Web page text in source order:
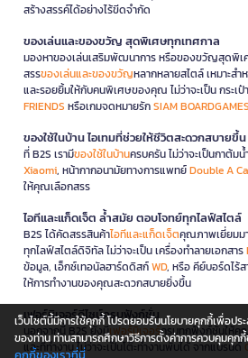
สร้างสรรค์ได้อย่างไร้ขีดจำกัด
ของเล่นและของขวัญ สุดพิเศษทุกเทศกาล
มองหาของเล่นเสริมพัฒนาการ หรือของขวัญสุดพิเ
สรรของเล่นและของขวัญหลากหลายสไตล์ เหมาะส
และรอยยิ้มให้กับคนพิเศษของคุณ ไม่ว่าจะเป็น กระเ
FRIENDS หรือเกมจดหมายรักSIAM BOARDGAMES
ของใช้ในบ้าน ไอเทมที่ช่วยให้ชีวิตสะดวกสบายขึ้น
ที่ B2S เรามีของใช้ในบ้านครบครัน ไม่ว่าจะเป็นกาต้มน้
Xiaomi, หน้ากากอนามัยทางการแพทย์Double A
ให้คุณเลือกสรร
ไอทีและแก็ดเจ็ต ล้ำสมัย ตอบโจทย์ทุกไลฟ์สไตล์
B2S ได้คัดสรรสินค้าไอทีและแก็ดเจ็ตคุณภาพเยี่ยมม
ทุกไลฟ์สไตล์ดิจิทัล ไม่ว่าจะเป็น เครื่องทำลายเอกสาร
ข้อมูล, เอ็กซ์เทอนัลฮาร์ดดิสก์WD, หรือ คีย์บอร์ดไร้ส
ให้การทำงานของคุณสะดวกสบายยิ่งขึ้น
เฟอร์นิเจอร์ดีไซน์ครบฟังก์ชั่น
นอกจากนี้ B2S ยังมีเฟอร์นิเจอร์ครบทุกฟังก์ชันให้คุ
และที่ทำงาน ไม่ว่าจะเป็นโต๊ะทำงานพับได้ จากแบรนด์
เว็บไซต์นี้มีการใช้คุกกี้ โปรดยอมรับนโยบายคุกกี้เพื่อป
ของท่าน ท่านสามารถศึกษาวิธีการตั้งค่าการควบคุมคุก